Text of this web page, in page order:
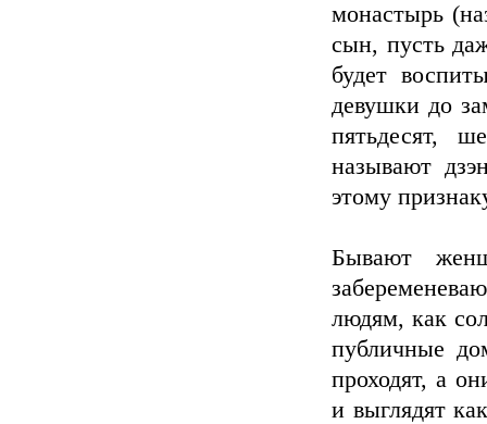
монастырь
сын, пусть
будет
девушки до
пятьдесят,
называют
этому
Бывают
людям, как
публичные
проходят, а
и выглядят